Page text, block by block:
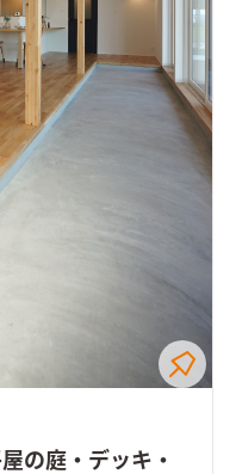
の庭・デッキ・